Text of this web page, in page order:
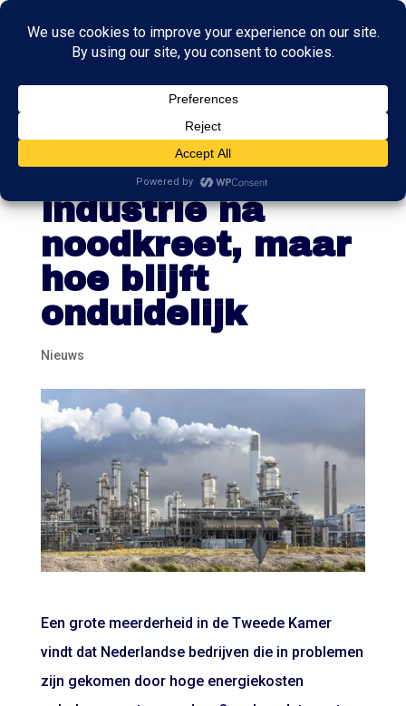
Kamer wil steun
Nederlandse
industrie na
noodkreet, maar
hoe blijft
onduidelijk
Nieuws
Een grote meerderheid in de Tweede Kamer
vindt dat Nederlandse bedrijven die in problemen
zijn gekomen door hoge energiekosten